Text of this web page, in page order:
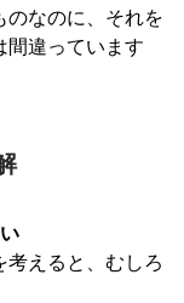
のなのに、それを
間違っています
えると、むしろ